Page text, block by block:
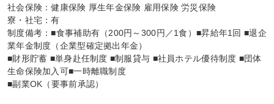
社会保険：健康保険 厚生年金保険 雇用保険 労災保険
寮・社宅：有
制度備考：■食事補助有（200円～300円／1食）■昇給年1回 ■退企
業年金制度（企業型確定拠出年金）
■財形貯蓄 ■単身赴任制度 ■制服貸与 ■社員ホテル優待制度 ■団体
生命保険加入可■一時離職制度
■副業OK（要事前承認）